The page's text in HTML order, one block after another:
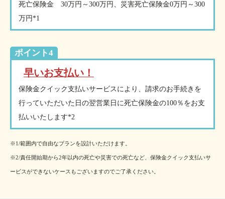
死亡保険金 30万円～300万円、災害死亡保険金0万円～300
万円*1
ポイント4
早いお支払い！
保険金クイック支払いサービスにより、請求のお手続きを
行っていただいた日の翌営業日に死亡保険金の100％をお支
払いいたします*2
※1/範囲内で自由なプランを設計いただけます。
※2/責任開始期から2年以内の死亡や災害での死亡など、保険金クイック支払いサ
ービスができないケースもございますのでご了承ください。